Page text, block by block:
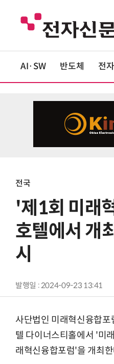
AI·SW 반도체 전자
전국
'제1회 미래
호텔에서 개
시
발행일 : 2024-09-23 13:41
사단법인 미래혁신융합
텔 다이너스티홀에서 '미
래혁신융합포럼'을 개최